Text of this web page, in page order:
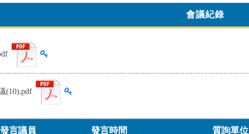
會議紀錄
(10).pdf
發言議員 發言時間 質詢單位